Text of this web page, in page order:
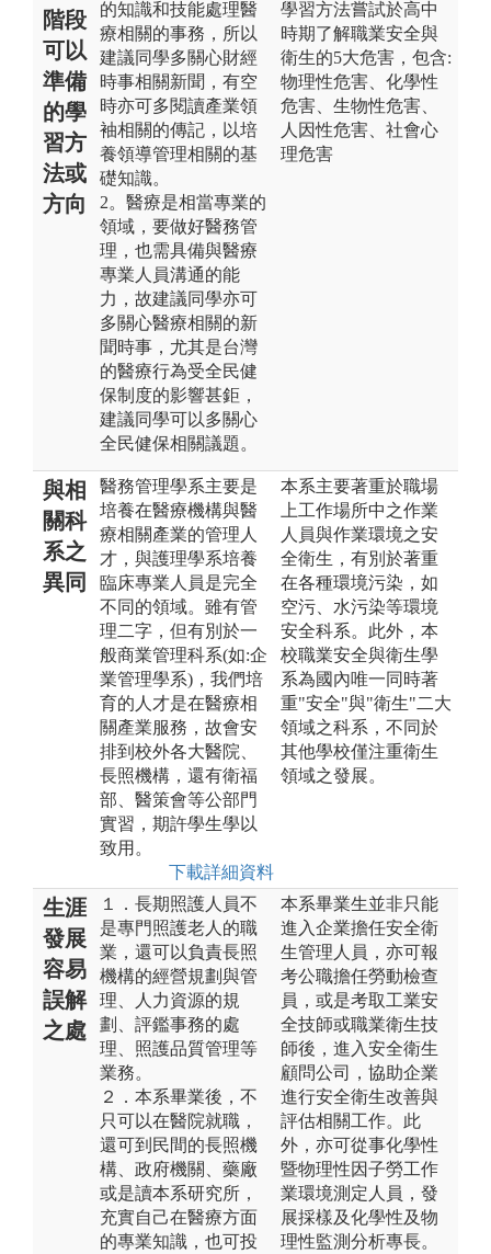
階段
可以
準備
的學
習方
法或
方向
的知識和技能處理醫
療相關的事務，所以
建議同學多關心財經
時事相關新聞，有空
時亦可多閱讀產業領
袖相關的傳記，以培
養領導管理相關的基
礎知識。
2。醫療是相當專業的
領域，要做好醫務管
理，也需具備與醫療
專業人員溝通的能
力，故建議同學亦可
多關心醫療相關的新
聞時事，尤其是台灣
的醫療行為受全民健
保制度的影響甚鉅，
建議同學可以多關心
全民健保相關議題。
學習方法嘗試於高中
時期了解職業安全與
衛生的5大危害，包含:
物理性危害、化學性
危害、生物性危害、
人因性危害、社會心
理危害
與相
關科
系之
異同
醫務管理學系主要是
培養在醫療機構與醫
療相關產業的管理人
才，與護理學系培養
臨床專業人員是完全
不同的領域。雖有管
理二字，但有別於一
般商業管理科系(如:企
業管理學系)，我們培
育的人才是在醫療相
關產業服務，故會安
排到校外各大醫院、
長照機構，還有衛福
部、醫策會等公部門
實習，期許學生學以
致用。
下載詳細資料
本系主要著重於職場
上工作場所中之作業
人員與作業環境之安
全衛生，有別於著重
在各種環境污染，如
空污、水污染等環境
安全科系。此外，本
校職業安全與衛生學
系為國內唯一同時著
重"安全"與"衛生"二大
領域之科系，不同於
其他學校僅注重衛生
領域之發展。
生涯
發展
容易
誤解
之處
１．長期照護人員不
是專門照護老人的職
業，還可以負責長照
機構的經營規劃與管
理、人力資源的規
劃、評鑑事務的處
理、照護品質管理等
業務。
２．本系畢業後，不
只可以在醫院就職，
還可到民間的長照機
構、政府機關、藥廠
或是讀本系研究所，
充實自己在醫療方面
的專業知識，也可投
本系畢業生並非只能
進入企業擔任安全衛
生管理人員，亦可報
考公職擔任勞動檢查
員，或是考取工業安
全技師或職業衛生技
師後，進入安全衛生
顧問公司，協助企業
進行安全衛生改善與
評估相關工作。此
外，亦可從事化學性
暨物理性因子勞工作
業環境測定人員，發
展採樣及化學性及物
理性監測分析專長。